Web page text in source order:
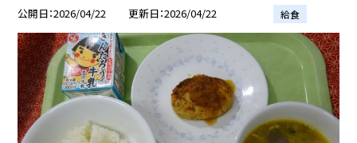
公開日 2026/04/22 更新日 2026/04/22 給食